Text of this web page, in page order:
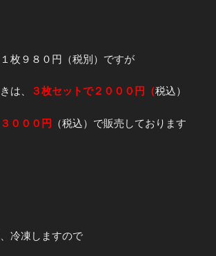
枚９８０円（税別）ですが
は、 ３枚セットで２０００円（税込）
０００円 （税込）で販売しております
冷凍しますので